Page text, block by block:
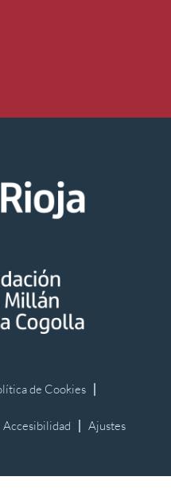
de Cookies
Accesibilidad Ajustes